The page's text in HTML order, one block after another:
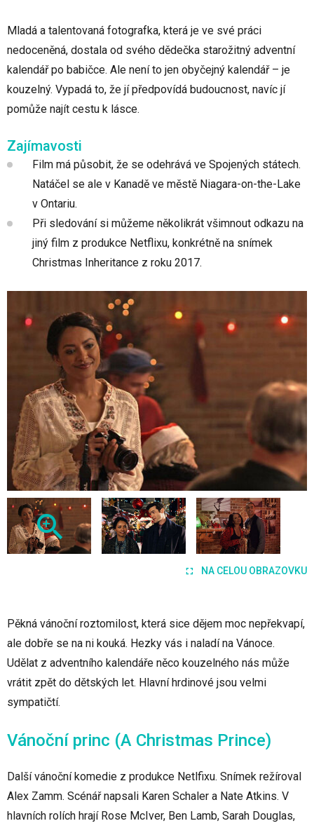
Mladá a talentovaná fotografka, která je ve své práci
nedoceněná, dostala od svého dědečka starožitný adventní
kalendář po babičce. Ale není to jen obyčejný kalendář – je
kouzelný. Vypadá to, že jí předpovídá budoucnost, navíc jí
pomůže najít cestu k lásce.
Zajímavosti
Film má působit, že se odehrává ve Spojených státech.
Natáčel se ale v Kanadě ve městě Niagara-on-the-Lake
v Ontariu.
Při sledování si můžeme několikrát všimnout odkazu na
jiný film z produkce Netflixu, konkrétně na snímek
Christmas Inheritance z roku 2017.
NA CELOU OBRAZOVKU
Pěkná vánoční roztomilost, která sice dějem moc nepřekvapí,
ale dobře se na ni kouká. Hezky vás i naladí na Vánoce.
Udělat z adventního kalendáře něco kouzelného nás může
vrátit zpět do dětských let. Hlavní hrdinové jsou velmi
sympatičtí.
Vánoční princ (A Christmas Prince)
Další vánoční komedie z produkce Netlfixu. Snímek režíroval
Alex Zamm. Scénář napsali Karen Schaler a Nate Atkins. V
hlavních rolích hrají Rose McIver, Ben Lamb, Sarah Douglas,